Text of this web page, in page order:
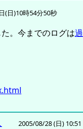
(日)10時54分50秒
。今までのログは
2005/08/28 (日) 10:51